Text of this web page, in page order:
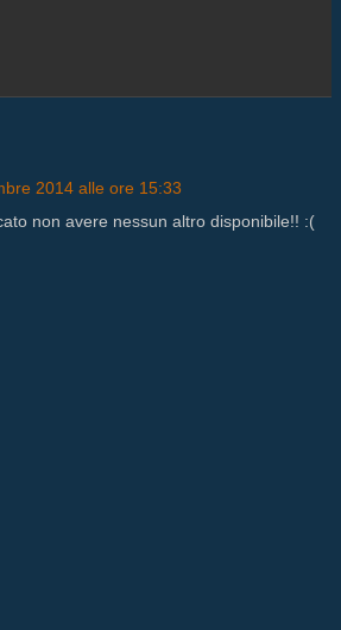
2014 alle ore 15:33
non avere nessun altro disponibile!! :(